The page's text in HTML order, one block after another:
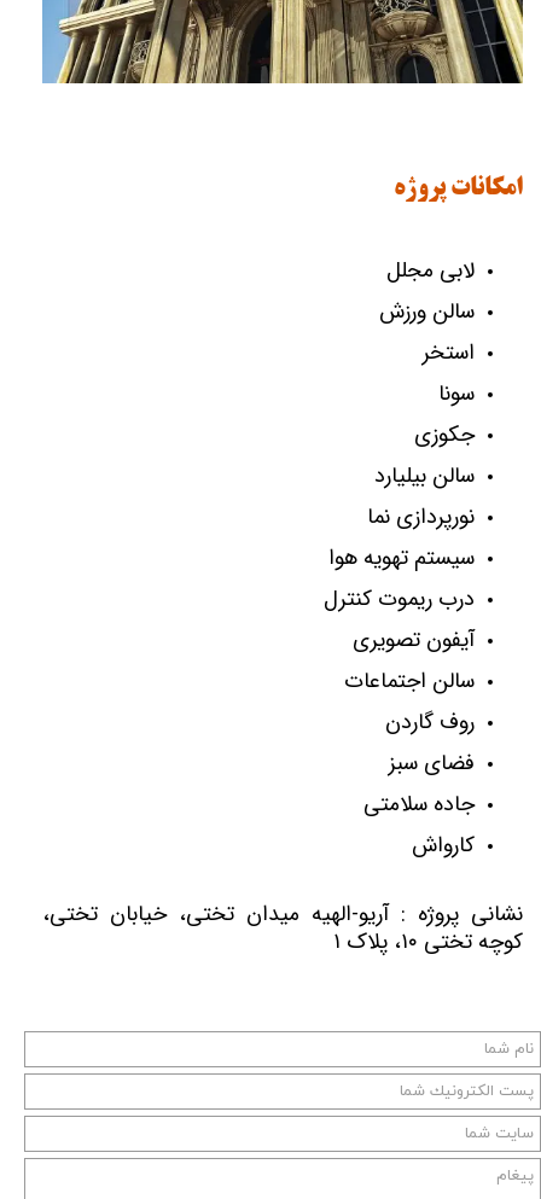
امکانات پروژه
لابی مجلل
سالن ورزش
استخر
سونا
جکوزی
سالن بیلیارد
نورپردازی نما
سیستم تهویه هوا
درب ریموت کنترل
آیفون تصویری
سالن اجتماعات
روف گاردن
فضای سبز
جاده سلامتی
کارواش
نشانی پروژه : آریو-الهیه میدان تختی، خیابان تختی،
کوچه تختی ۱۰، پلاک ۱